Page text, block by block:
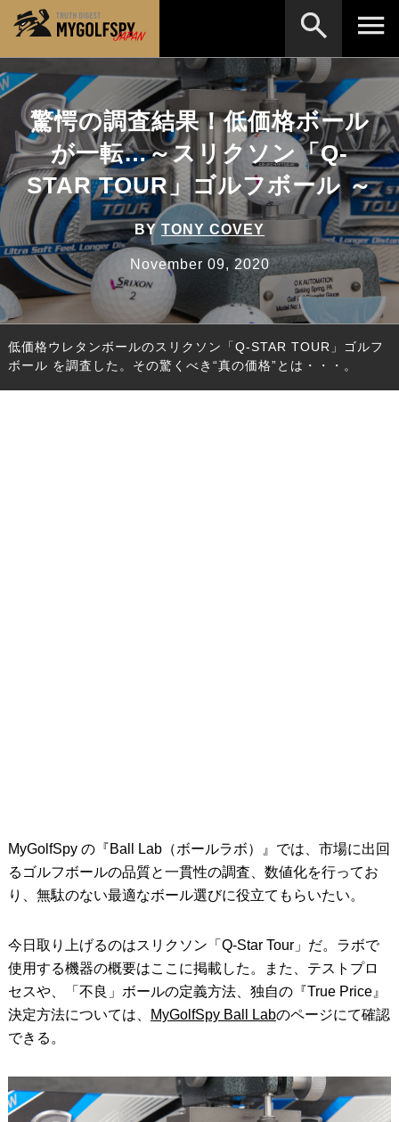
驚愕の調査結果！低価格ボール
が一転…～スリクソン「Q-
STAR TOUR」ゴルフボール ～
BY TONY COVEY
November 09, 2020
低価格ウレタンボールのスリクソン「Q-STAR TOUR」ゴルフ
ボール を調査した。その驚くべき“真の価格”とは・・・。
MyGolfSpy の『Ball Lab（ボールラボ）』では、市場に出回
るゴルフボールの品質と一貫性の調査、数値化を行ってお
り、無駄のない最適なボール選びに役立てもらいたい。
今日取り上げるのはスリクソン「Q-Star Tour」だ。ラボで
使用する機器の概要はここに掲載した。また、テストプロ
セスや、「不良」ボールの定義方法、独自の『True Price』
決定方法については、
MyGolfSpy Ball Labのページにて確認
できる。
MOST WANTED テストランキング
NEW RELEASES 新製品情報
HOW TO ゴルフ上達・実践テクニック
LAB テスト・データ検証
Golf News ゴルフニュース
REVIEWS 製品レビュー
DRIVERS
FAIRWAY WOODS フェアウェイウッド
HYBRIDS ハイブリッド
※メーカー名やクラブ名など、検索したい事柄を入
力してください。
検索